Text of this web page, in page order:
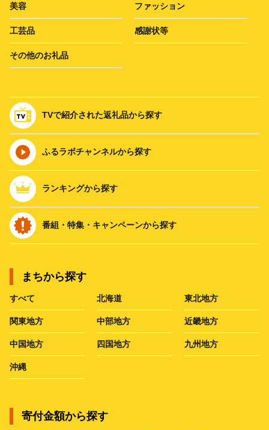
美容 ファッション
工芸品 感謝状等
その他のお礼品
TVで紹介された返礼品から探す
ふるラボチャンネルから探す
ランキングから探す
番組・特集・キャンペーンから探す
まちから探す
すべて 北海道 東北地方
関東地方 中部地方 近畿地方
中国地方 四国地方 九州地方
沖縄
寄付金額から探す